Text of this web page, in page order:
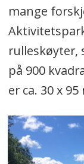
mange
rulleskøyter,
på 900
er ca. 30 x